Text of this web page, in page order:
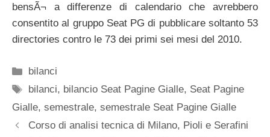
bensÃ¬ a differenze di calendario che avrebbero
consentito al gruppo Seat PG di pubblicare soltanto 53
directories contro le 73 dei primi sei mesi del 2010.
Categorie
bilanci
Tag
bilanci, bilancio Seat Pagine Gialle, Seat Pagine
Gialle, semestrale, semestrale Seat Pagine Gialle
Corso di analisi tecnica di Milano, Pioli e Serafini